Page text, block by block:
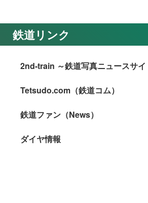
鉄道リンク
2nd-train ～鉄道写真ニュースサイ
Tetsudo.com（鉄道コム）
鉄道ファン（News）
ダイヤ情報